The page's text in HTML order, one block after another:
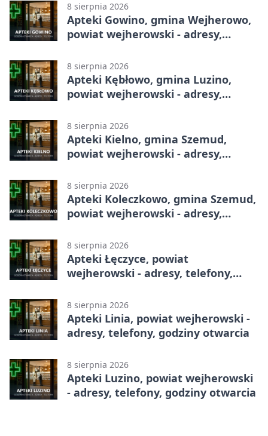
8 sierpnia 2026
Apteki Gowino, gmina Wejherowo,
powiat wejherowski - adresy,
8 sierpnia 2026
Apteki Kębłowo, gmina Luzino,
powiat wejherowski - adresy,
8 sierpnia 2026
Apteki Kielno, gmina Szemud,
powiat wejherowski - adresy,
8 sierpnia 2026
Apteki Koleczkowo, gmina Szemud,
powiat wejherowski - adresy,
8 sierpnia 2026
Apteki Łęczyce, powiat
wejherowski - adresy, telefony,
8 sierpnia 2026
Apteki Linia, powiat wejherowski -
adresy, telefony, godziny otwarcia
8 sierpnia 2026
Apteki Luzino, powiat wejherowski
- adresy, telefony, godziny otwarcia